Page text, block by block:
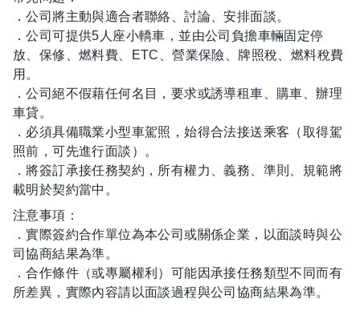
．公司將主動與適合者聯絡、討論、安排面談。
．公司可提供5人座小轎車，並由公司負擔車輛固定停
放、保修、燃料費、ETC、營業保險、牌照稅、燃料稅費
用。
．公司絕不假藉任何名目，要求或誘導租車、購車、辦理
車貸。
．必須具備職業小型車駕照，始得合法接送乘客（取得駕
照前，可先進行面談）。
．將簽訂承接任務契約，所有權力、義務、準則、規範將
載明於契約當中。
注意事項：
．實際簽約合作單位為本公司或關係企業，以面談時與公
司協商結果為準。
．合作條件（或專屬權利）可能因承接任務類型不同而有
所差異，實際內容請以面談過程與公司協商結果為準。